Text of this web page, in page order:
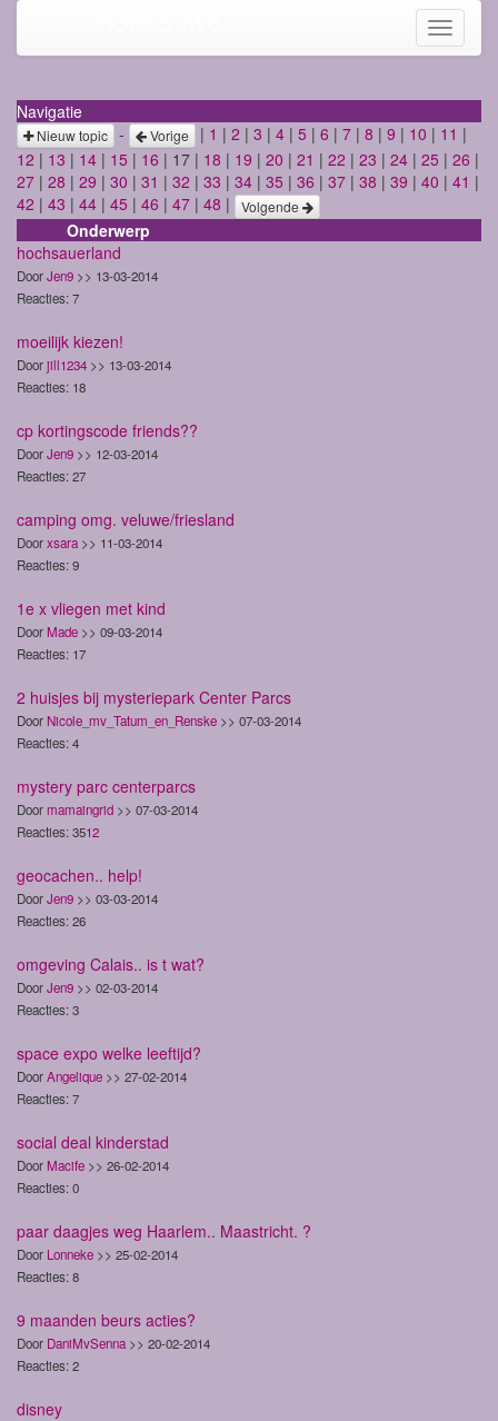
Toggle
Navigatie
Nieuw topic - Vorige | 1 | 2 | 3 | 4 | 5 | 6 | 7 | 8 | 9 | 10 | 11 |
12 | 13 | 14 | 15 | 16 | 17 | 18 | 19 | 20 | 21 | 22 | 23 | 24 | 25 | 26 |
27 | 28 | 29 | 30 | 31 | 32 | 33 | 34 | 35 | 36 | 37 | 38 | 39 | 40 | 41 |
42 | 43 | 44 | 45 | 46 | 47 | 48 | Volgende
Onderwerp
hochsauerland
DoorJen9 >> 13-03-2014
Reacties: 7
moeilijk kiezen!
Doorjill1234 >> 13-03-2014
Reacties: 18
cp kortingscode friends??
DoorJen9 >> 12-03-2014
Reacties: 27
camping omg. veluwe/friesland
Doorxsara >> 11-03-2014
Reacties: 9
1e x vliegen met kind
DoorMade >> 09-03-2014
Reacties: 17
2 huisjes bij mysteriepark Center Parcs
Door Nicole_mv_Tatum_en_Renske >> 07-03-2014
Reacties: 4
mystery parc centerparcs
Doormamaingrid >> 07-03-2014
Reacties: 3512
geocachen.. help!
DoorJen9 >> 03-03-2014
Reacties: 26
omgeving Calais.. is t wat?
DoorJen9 >> 02-03-2014
Reacties: 3
space expo welke leeftijd?
DoorAngelique >> 27-02-2014
Reacties: 7
social deal kinderstad
DoorMacife >> 26-02-2014
Reacties: 0
paar daagjes weg Haarlem.. Maastricht. ?
Door Lonneke >> 25-02-2014
Reacties: 8
9 maanden beurs acties?
Door DaniMvSenna >> 20-02-2014
Reacties: 2
disney